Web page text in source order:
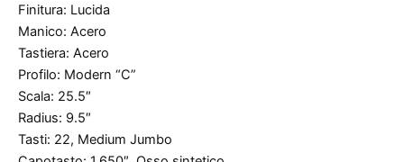
Finitura: Lucida
Manico: Acero
Tastiera: Acero
Profilo: Modern “C”
Scala: 25.5″
Radius: 9.5″
Tasti: 22, Medium Jumbo